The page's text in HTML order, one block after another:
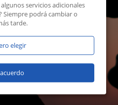
servicios adicionales
Siempre podrá cambiar o
tarde.
elegir